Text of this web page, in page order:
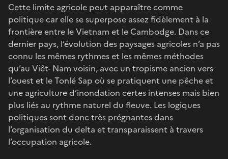
Cette limite agricole peut apparaître comme
politique car elle se superpose assez fidèlement à la
frontière entre le Vietnam et le Cambodge. Dans ce
dernier pays, l’évolution des paysages agricoles n’a pas
connu les mêmes rythmes et les mêmes méthodes
qu’au Viêt- Nam voisin, avec un tropisme ancien vers
l’ouest et le Tonlé Sap où se pratiquent une pêche et
une agriculture d’inondation certes intenses mais bien
plus liés au rythme naturel du fleuve. Les logiques
politiques sont donc très prégnantes dans
l’organisation du delta et transparaissent à travers
l’occupation agricole.